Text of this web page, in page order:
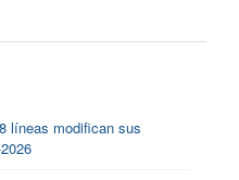
líneas modifican sus